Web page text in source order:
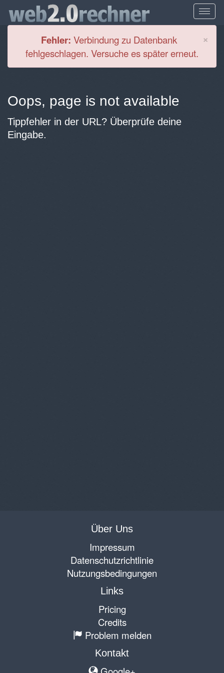
×
Fehler: Verbindung zu Datenbank
fehlgeschlagen. Versuche es später erneut.
Oops, page is not available
Tippfehler in der URL? Überprüfe deine
Eingabe.
Über Uns
Impressum
Datenschutzrichtlinie
Nutzungsbedingungen
Links
Pricing
Credits
Problem melden
Kontakt